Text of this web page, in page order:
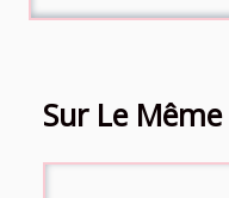
Sur Le